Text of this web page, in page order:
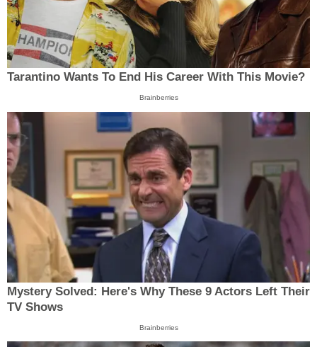
Tarantino Wants To End His Career With This Movie?
Brainberries
Mystery Solved: Here's Why These 9 Actors Left Their
TV Shows
Brainberries